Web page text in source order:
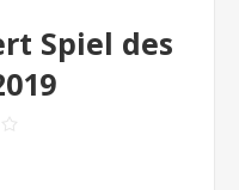
Spiel des